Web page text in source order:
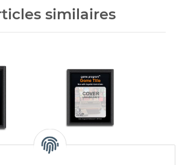
similaires
Super Cobra (EU)